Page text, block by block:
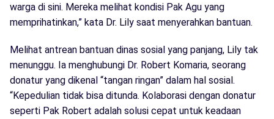
warga di sini. Mereka melihat kondisi Pak Agu yang
memprihatinkan,” kata Dr. Lily saat menyerahkan bantuan.
Melihat antrean bantuan dinas sosial yang panjang, Lily tak
menunggu. Ia menghubungi Dr. Robert Komaria, seorang
donatur yang dikenal “tangan ringan” dalam hal sosial.
“Kepedulian tidak bisa ditunda. Kolaborasi dengan donatur
seperti Pak Robert adalah solusi cepat untuk keadaan